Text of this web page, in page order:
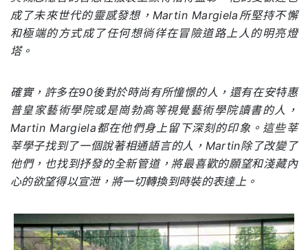
成了未來世代的靈感發想，Martin Margiela所堅持不懈
和極端的方式成了任何想徜徉在冒險道路上人的明亮燈
塔。
確實，許多在90後對於時尚有所憧憬的人，還有在安特惠
普皇家藝術學院或是崗勃高等視覺藝術學院讀書的人，
Martin Margiela都在他們身上留下深刻的印象。這些莘
莘學子找到了一個說著相通語言的人，Martin除了改變了
他們，也找到抒發的全新管道，將最喜歡的願望和淺藏內
心的欲望得以宣泄，將一切轉換到時裝的表達上。